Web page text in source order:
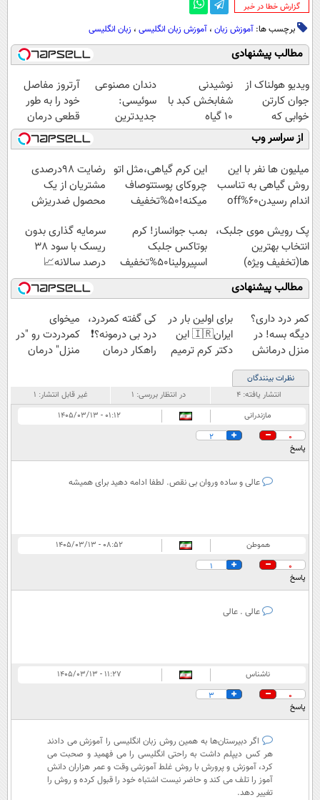
‌گزارش خطا در خبر
برچسب ها: آموزش زبان ، آموزش زبان انگلیسی ، زبان انگلیسی
مطالب پیشنهادی
ویدیو هولناک از
جوان کارتن
خوابی که
میلیاردر شد.
آموزش رایگان
نوشیدنی
شفابخش کبد با
10 گیاه
موثر(تخفیف تا
امشب)
دندان مصنوعی
سوئیسی:
جدیدترین
فناوری اروپا،
سبک و مقاوم |
پرداخت قسطی
آرتروز مفاصل
خود را به طور
قطعی درمان
کنید!
◗پرسش‌نامه◖
از سراسر وب
میلیون ها نفر با این
روش گیاهی به تناسب
اندام رسیدن60%off
این کرم گیاهی،مثل اتو
چروکای پوستتوصاف
میکنه!50%تخفیف
رضایت 98درصدی
مشتریان از یک
محصول ضدریزش
گیاهی!45%تخفیف تا
امشب
پک رویش موی جلبک،
انتخاب بهترین
ها(تخفیف ویژه)
بمب جوانساز! کرم
بوتاکس جلبک
اسپیرولینا50%تخفیف
سرمایه گذاری بدون
ریسک با سود 38
درصد سالانه📈
مطالب پیشنهادی
کمر درد داری؟
دیگه بسه! در
منزل درمانش
کن
(◀پرسش‌نامه)
برای اولین بار در
ایران🇮🇷 این
دکتر کرم ترمیم
کی گفته کمردرد،
درد بی درمونه؟❗
راهکار درمان
میخوای
کمردردت رو "در
منزل" درمان
نظرات بینندگان
انتشار یافته:۴ در انتظار بررسی: ۱ غیر قابل انتشار: ۱
مازندرانی
۰۱:۱۲ - ۱۴۰۵/۰۳/۱۳
0
2
پاسخ
عالی و ساده وروان بی نقص. لطفا ادامه دهید برای همیشه
هموطن
۰۸:۵۲ - ۱۴۰۵/۰۳/۱۳
0
1
پاسخ
عالی . عالی
ناشناس
۱۱:۲۷ - ۱۴۰۵/۰۳/۱۳
0
3
پاسخ
اگر دبیرستان‌ها به همین روش زبان انگلیسی را آموزش می دادند
هر کس دیپلم داشت به راحتی انگلیسی را می فهمید و صحبت می
کرد، آموزش و پرورش با روش غلط آموزشی وقت و عمر هزاران دانش
آموز را تلف می کند و حاضر نیست اشتباه خود را قبول کرده و روش را
تغییر دهد.